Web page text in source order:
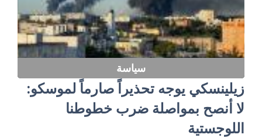
سياسة
زيلينسكي يوجه تحذيراً صارماً لموسكو:
لا أنصح بمواصلة ضرب خطوطنا
اللوجستية